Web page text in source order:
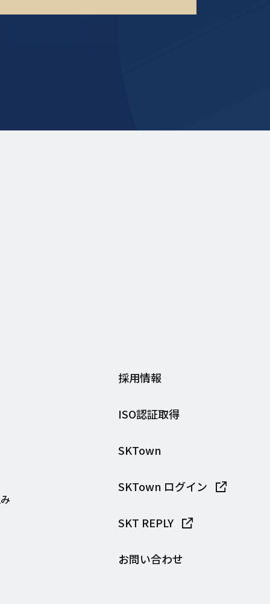
採用情報
ISO認証取得
SKTown
SKTown ログイン
SKT REPLY
お問い合わせ